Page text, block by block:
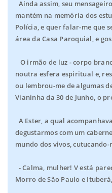
Ainda assim, seu
mantém na memória dos
Polícia, e quer falar-me que
área da Casa Paroquial, e
O irmão de luz - corpo
noutra esfera espiritual e,
ou lembrou-me de algumas
Vianinha da 30 de Junho, o
A Ester, a qual
degustarmos com um
mundo dos vivos,
- Calma, mulher! V está
Morro de São Paulo e